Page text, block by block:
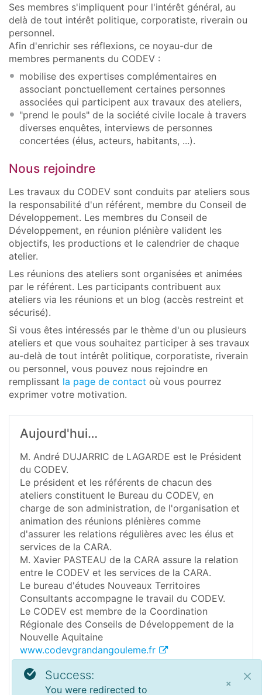
Ses membres s'impliquent pour l'intérêt général, au
delà de tout intérêt politique, corporatiste, riverain ou
personnel.
Afin d'enrichir ses réflexions, ce noyau-dur de
membres permanents du CODEV :
mobilise des expertises complémentaires en
associant ponctuellement certaines personnes
associées qui participent aux travaux des ateliers,
"prend le pouls" de la société civile locale à travers
diverses enquêtes, interviews de personnes
concertées (élus, acteurs, habitants, ...).
Nous rejoindre
Les travaux du CODEV sont conduits par ateliers sous
la responsabilité d'un référent, membre du Conseil de
Développement. Les membres du Conseil de
Développement, en réunion plénière valident les
objectifs, les productions et le calendrier de chaque
atelier.
Les réunions des ateliers sont organisées et animées
par le référent. Les participants contribuent aux
ateliers via les réunions et un blog (accès restreint et
sécurisé).
Si vous êtes intéressés par le thème d'un ou plusieurs
ateliers et que vous souhaitez participer à ses travaux
au-delà de tout intérêt politique, corporatiste, riverain
ou personnel, vous pouvez nous rejoindre en
remplissant la page de contact où vous pourrez
exprimer votre motivation.
Aujourd'hui…
M. André DUJARRIC de LAGARDE est le Président
du CODEV.
Le président et les référents de chacun des
ateliers constituent le Bureau du CODEV, en
charge de son administration, de l'organisation et
animation des réunions plénières comme
d'assurer les relations régulières avec les élus et
services de la CARA.
M. Xavier PASTEAU de la CARA assure la relation
entre le CODEV et les services de la CARA.
Le bureau d'études Nouveaux Territoires
Consultants accompagne le travail du CODEV.
Le CODEV est membre de la Coordination
Régionale des Conseils de Développement de la
Nouvelle Aquitaine
www.codevgrandangouleme.fr
Le CODEV Royan Atlantique est également
membre de la Coordination nationale des
Success:
×
You were redirected to